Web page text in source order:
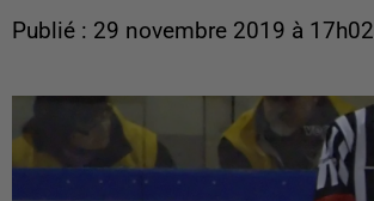
Publié : 29 novembre 2019 à 17h02